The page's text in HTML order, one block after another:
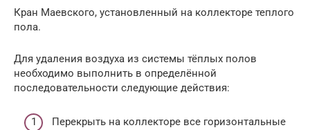
Кран Маевского, установленный на коллекторе теплого
пола.
Для удаления воздуха из системы тёплых полов
необходимо выполнить в определённой
последовательности следующие действия:
Перекрыть на коллекторе все горизонтальные